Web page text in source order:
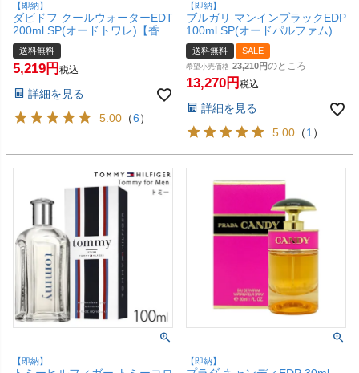
【即納】
ダビドフ クールウォーターEDT
200ml SP(オードトワレ)【香
水】【宅配便送料無料】
(6019397)
送料無料
5,219 税込
詳細を見る
5.00 （6）
【即納】
ブルガリ マンインブラックEDP
100ml SP(オードパルファム)
【香水】 【宅配便送料無料】
(6015306)
送料無料 SALE
希望小売価格 23,210 のところ
13,270 税込
詳細を見る
5.00 （1）
【即納】 【即納】